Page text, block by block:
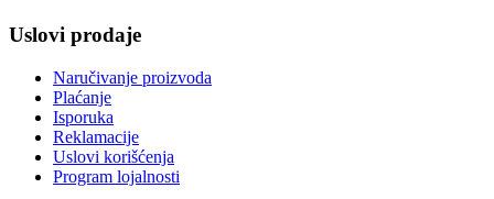
Uslovi prodaje
Naručivanje proizvoda
Plaćanje
Isporuka
Reklamacije
Uslovi korišćenja
Program lojalnosti